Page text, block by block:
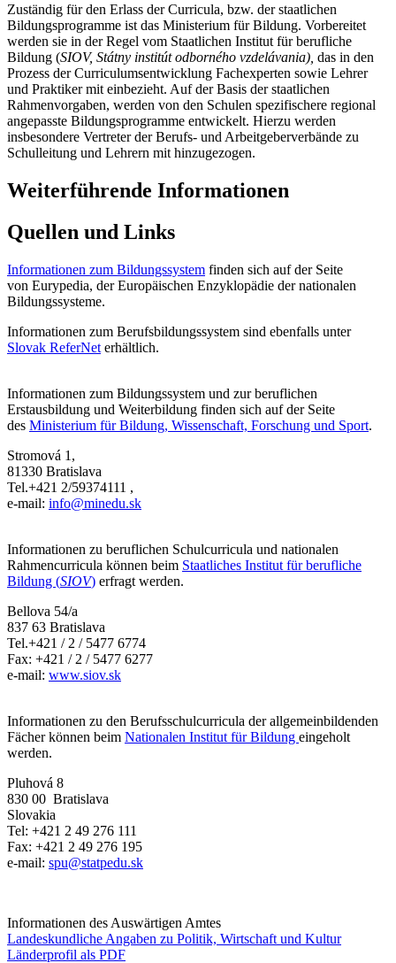
Zuständig für den Erlass der Curricula, bzw. der staatlichen
Bildungsprogramme ist das Ministerium für Bildung. Vorbereitet
werden sie in der Regel vom Staatlichen Institut für berufliche
Bildung (SIOV, Státny institút odborného vzdelávania), das in den
Prozess der Curriculumsentwicklung Fachexperten sowie Lehrer
und Praktiker mit einbezieht. Auf der Basis der staatlichen
Rahmenvorgaben, werden von den Schulen spezifischere regional
angepasste Bildungsprogramme entwickelt. Hierzu werden
insbesondere Vertreter der Berufs- und Arbeitgeberverbände zu
Schulleitung und Lehrern mit hinzugezogen.
Weiterführende Informationen
Quellen und Links
Informationen zum Bildungssystem finden sich auf der Seite
von Eurypedia, der Europäischen Enzyklopädie der nationalen
Bildungssysteme.
Informationen zum Berufsbildungssystem sind ebenfalls unter
Slovak ReferNet erhältlich.
Informationen zum Bildungssystem und zur beruflichen
Erstausbildung und Weiterbildung finden sich auf der Seite
des Ministerium für Bildung, Wissenschaft, Forschung und Sport.
Stromová 1,
81330 Bratislava
Tel.+421 2/59374111 ,
e-mail: info@minedu.sk
Informationen zu beruflichen Schulcurricula und nationalen
Rahmencurricula können beim Staatliches Institut für berufliche
Bildung (SIOV) erfragt werden.
Bellova 54/a
837 63 Bratislava
Tel.+421 / 2 / 5477 6774
Fax: +421 / 2 / 5477 6277
e-mail: www.siov.sk
Informationen zu den Berufsschulcurricula der allgemeinbildenden
Fächer können beim Nationalen Institut für Bildung eingeholt
werden.
Pluhová 8
830 00 Bratislava
Slovakia
Tel: +421 2 49 276 111
Fax: +421 2 49 276 195
e-mail: spu@statpedu.sk
Informationen des Auswärtigen Amtes
Landeskundliche Angaben zu Politik, Wirtschaft und Kultur
Länderprofil als PDF